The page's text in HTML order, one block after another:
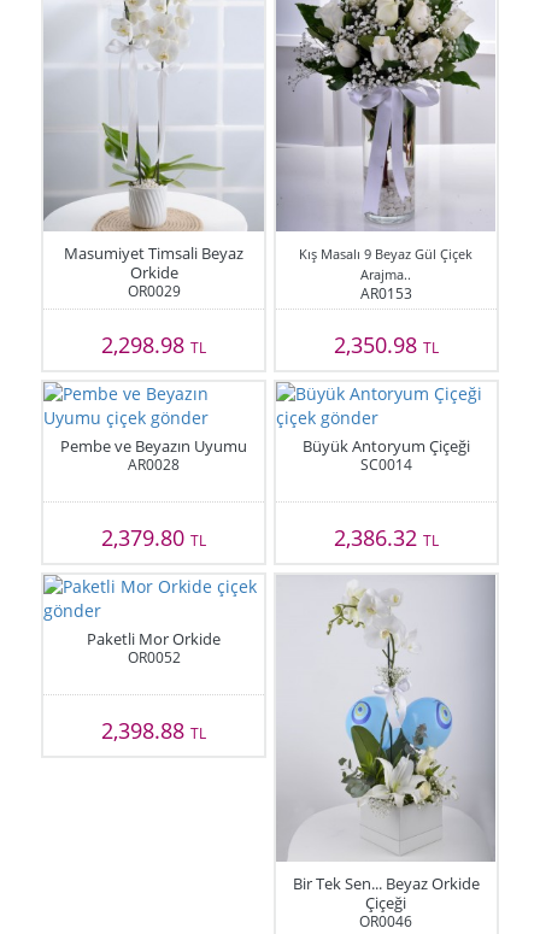
Masumiyet Timsali Beyaz
Orkide
OR0029
2,298.98TL
Kış Masalı 9 Beyaz Gül Çiçek
Arajma..
AR0153
2,350.98 TL
Pembe ve Beyazın Uyumu
AR0028
2,379.80TL
Büyük Antoryum Çiçeği
SC0014
2,386.32 TL
Paketli Mor Orkide
OR0052
2,398.88TL
Bir Tek Sen... Beyaz Orkide
Çiçeği
OR0046